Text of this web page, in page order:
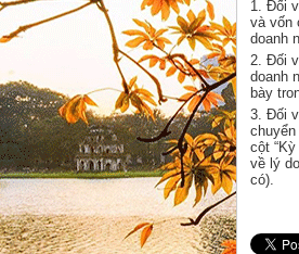
1. Đối
và vốn
doanh
2. Đối
doanh
bày
3. Đối
cột
về lý
có).